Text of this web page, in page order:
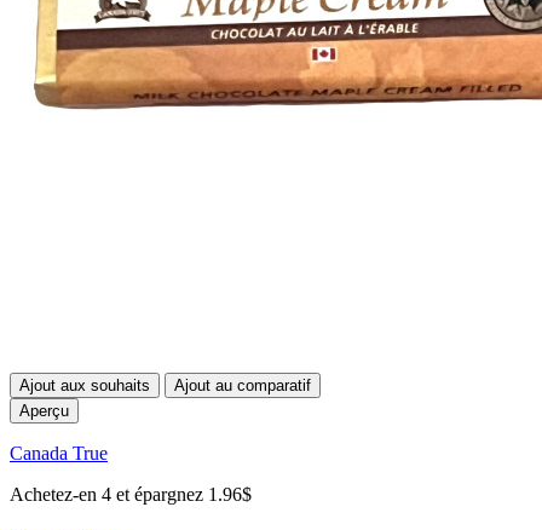
Ajout aux souhaits
Ajout au comparatif
Aperçu
Canada True
Achetez-en 4 et épargnez 1.96$